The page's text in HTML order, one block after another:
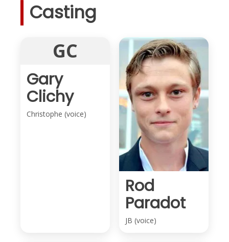
Casting
GC
Gary
Clichy
Christophe (voice)
Rod
Paradot
JB (voice)